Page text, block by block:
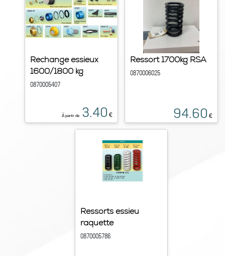
Rechange essieux
1600/1800 kg
0870005407
À partir de 3.40 €
Ressort 1700kg RSA
0870006025
94.60 €
Ressorts essieu
raquette
0870005786